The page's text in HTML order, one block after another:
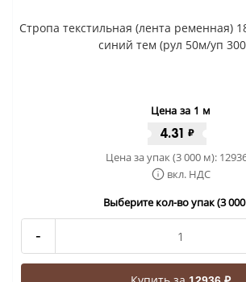
Стропа текстильная (лента ременная)
синий тем (рул 50м/уп
Цена за 1 м
4.31 ₽
Цена за упак (3 000 м):
вкл. НДС
Выберите кол-во упак (3
-